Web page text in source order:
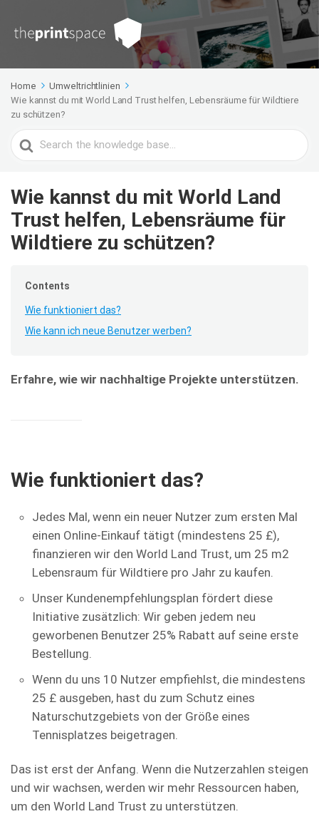
Home
Umweltrichtlinien
Wie kannst du mit World Land Trust helfen, Lebensräume für Wildtiere
zu schützen?
Search
For
Wie kannst du mit World Land
Trust helfen, Lebensräume für
Wildtiere zu schützen?
Contents
Wie funktioniert das?
Wie kann ich neue Benutzer werben?
Erfahre, wie wir nachhaltige Projekte unterstützen.
Wie funktioniert das?
Jedes Mal, wenn ein neuer Nutzer zum ersten Mal
einen Online-Einkauf tätigt (mindestens 25 £),
finanzieren wir den World Land Trust, um 25 m2
Lebensraum für Wildtiere pro Jahr zu kaufen.
Unser Kundenempfehlungsplan fördert diese
Initiative zusätzlich: Wir geben jedem neu
geworbenen Benutzer 25% Rabatt auf seine erste
Bestellung.
Wenn du uns 10 Nutzer empfiehlst, die mindestens
25 £ ausgeben, hast du zum Schutz eines
Naturschutzgebiets von der Größe eines
Tennisplatzes beigetragen.
Das ist erst der Anfang. Wenn die Nutzerzahlen steigen
und wir wachsen, werden wir mehr Ressourcen haben,
um den World Land Trust zu unterstützen.